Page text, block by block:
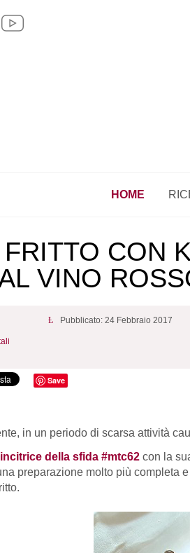
HOME
CON
VINO
Pubblicato: 24 Febbraio 2017
Save
in un periodo di scarsa attività
della sfida #mtc62 con la
preparazione molto più completa